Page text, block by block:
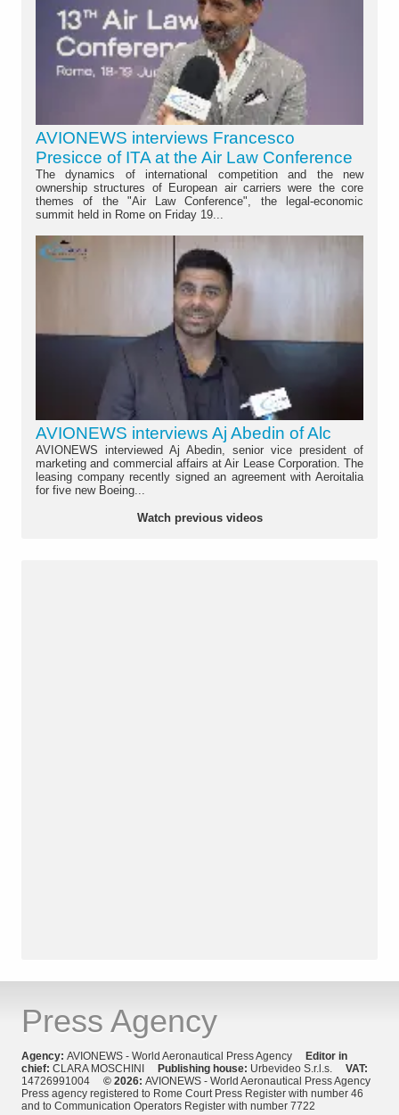
AVIONEWS interviews Francesco
Presicce of ITA at the Air Law Conference
The dynamics of international competition and the new
ownership structures of European air carriers were the core
themes of the "Air Law Conference", the legal-economic
summit held in Rome on Friday 19...
AVIONEWS interviews Aj Abedin of Alc
AVIONEWS interviewed Aj Abedin, senior vice president of
marketing and commercial affairs at Air Lease Corporation. The
leasing company recently signed an agreement with Aeroitalia
for five new Boeing...
Watch previous videos
Press Agency
Agency: AVIONEWS - World Aeronautical Press Agency
Editor in
chief: CLARA MOSCHINI Publishing house: Urbevideo S.r.l.s. VAT:
14726991004 © 2026: AVIONEWS - World Aeronautical Press Agency
Press agency registered to Rome Court Press Register with number 46
and to Communication Operators Register with number 7722